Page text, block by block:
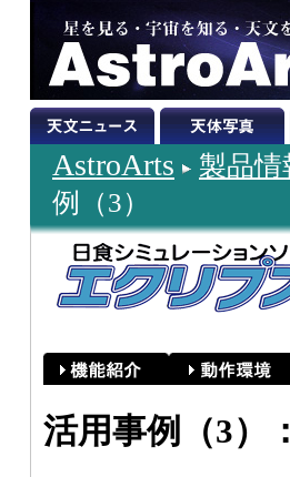
AstroArts 製品情
例（3）
活用事例（3）